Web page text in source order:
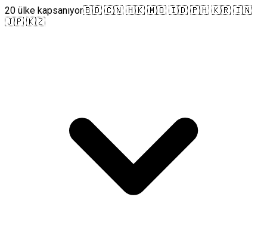
20 ülke kapsanıyor🇧🇩 🇨🇳 🇭🇰 🇲🇴 🇮🇩 🇵🇭 🇰🇷 🇮🇳
🇯🇵 🇰🇿